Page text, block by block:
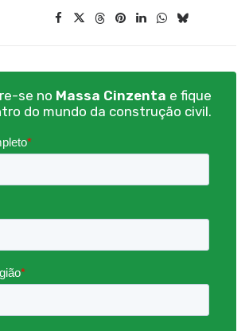
se no Massa Cinzenta e fique
do mundo da construção civil.